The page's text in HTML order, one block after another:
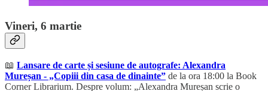
Vineri, 6 martie
📖 Lansare de carte și sesiune de autografe: Alexandra
Mureșan - „Copiii din casa de dinainte” de la ora 18:00 la Book
Corner Librarium. Despre volum: „Alexandra Mureșan scrie o